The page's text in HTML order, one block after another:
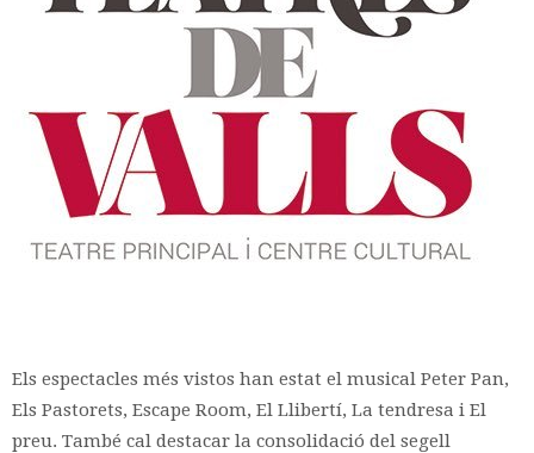
Els espectacles més vistos han estat el musical Peter Pan,
Els Pastorets, Escape Room, El Llibertí, La tendresa i El
preu. També cal destacar la consolidació del segell